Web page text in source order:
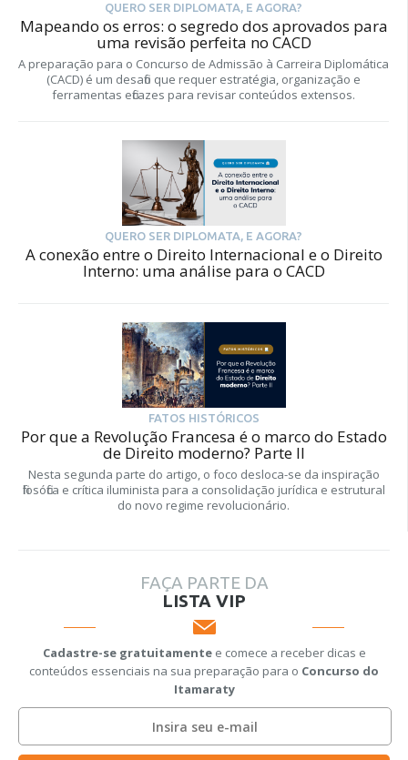
QUERO SER DIPLOMATA, E AGORA?
Mapeando os erros: o segredo dos aprovados para
uma revisão perfeita no CACD
A preparação para o Concurso de Admissão à Carreira Diplomática
(CACD) é um desafio que requer estratégia, organização e
ferramentas eficazes para revisar conteúdos extensos.
QUERO SER DIPLOMATA, E AGORA?
A conexão entre o Direito Internacional e o Direito
Interno: uma análise para o CACD
FATOS HISTÓRICOS
Por que a Revolução Francesa é o marco do Estado
de Direito moderno? Parte II
Nesta segunda parte do artigo, o foco desloca-se da inspiração
filosófica e crítica iluminista para a consolidação jurídica e estrutural
do novo regime revolucionário.
FAÇA PARTE DA
LISTA VIP
Cadastre-se gratuitamentee comece a receber dicas e
conteúdos essenciais na sua preparação para o Concurso do
Itamaraty